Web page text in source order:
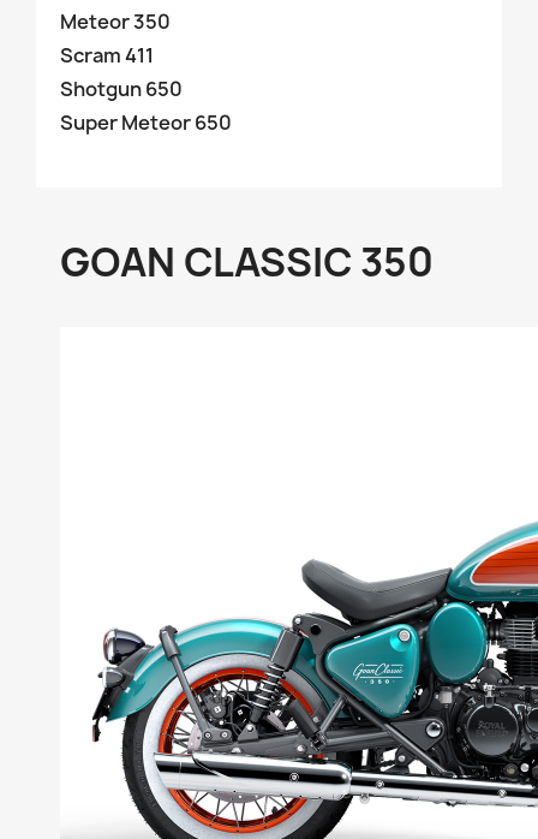
Meteor 350
Scram 411
Shotgun 650
Super Meteor 650
GOAN CLASSIC 350